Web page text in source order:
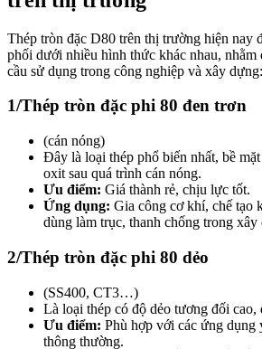
Thép tròn đặc D80 trên thị trường hiện nay
phối dưới nhiều hình thức khác nhau, nhằm
cầu sử dụng trong công nghiệp và xây dựng:
1/Thép tròn đặc phi 80 đen trơn
(cán nóng)
Đây là loại thép phổ biến nhất, bề
oxit sau quá trình cán nóng.
Ưu điểm: Giá thành rẻ, chịu lực tốt.
Ứng dụng: Gia công cơ khí, chế tạo
dùng làm trục, thanh chống trong xây
2/Thép tròn đặc phi 80 dẻo
(SS400, CT3…)
Là loại thép có độ dẻo tương đối cao,
Ưu điểm: Phù hợp với các ứng dụng
thông thường.